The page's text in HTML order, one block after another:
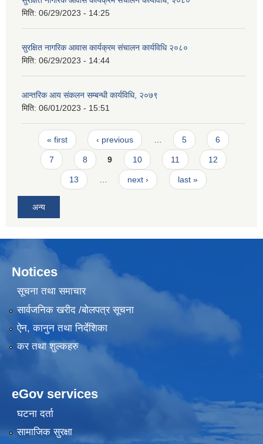
मिति: 06/29/2023 - 14:25
सुरक्षित नागरिक आवास कार्यक्रम संचालन कार्यविधि २०८०
मिति: 06/29/2023 - 14:44
आन्तरिक आय संकलन सम्बन्धी कार्यविधि, २०७९
मिति: 06/01/2023 - 15:51
Pages
« first ‹ previous … 5 6
7 8 9 10 11 12
13 … next › last »
अन्य
Notices
सूचना तथा समाचार
सार्वजनिक खरीद /बोलपत्र सूचना
ऐन, कानुन तथा निर्देशिका
कर तथा शुल्कहरु
eGov services
घटना दर्ता
सामाजिक सुरक्षा